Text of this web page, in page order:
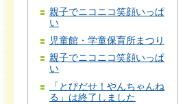
親子でニコニコ笑顔いっぱ
い
児童館・学童保育所まつり
親子でニコニコ笑顔いっぱ
い
「とびだせ！やんちゃんね
る」は終了しました